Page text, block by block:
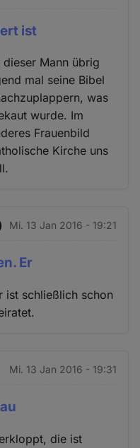
ist
Mann übrig
mal seine Bibel
was
wurde. Im
Frauenbild
Kirche uns
Mi. 13 Jan 2016 - 19:21
Er
ist schließlich schon
Mi. 13 Jan 2016 - 19:31
die ist